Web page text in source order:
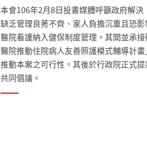
本會106年2月8日投書媒體呼籲政府解決
缺乏管理良莠不齊、家人負擔沉重且恐
醫院看護納入健保制度管理。其間並承
醫院推動住院病人友善照護模式輔導計
推動本案之可行性。其後於行政院正式
共同倡議。